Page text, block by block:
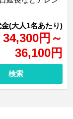
34,300円 ～
36,100円
検索